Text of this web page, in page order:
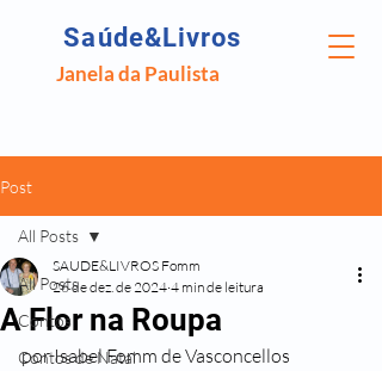
Saúde&Livros
Janela da Paulista
Post
All Posts
Contos
Contos de Natal
All Posts
A Flor na Roupa
SAUDE&LIVROS Fomm
26 de dez. de 2024 4 min de leitura
por Isabel Fomm de Vasconcellos